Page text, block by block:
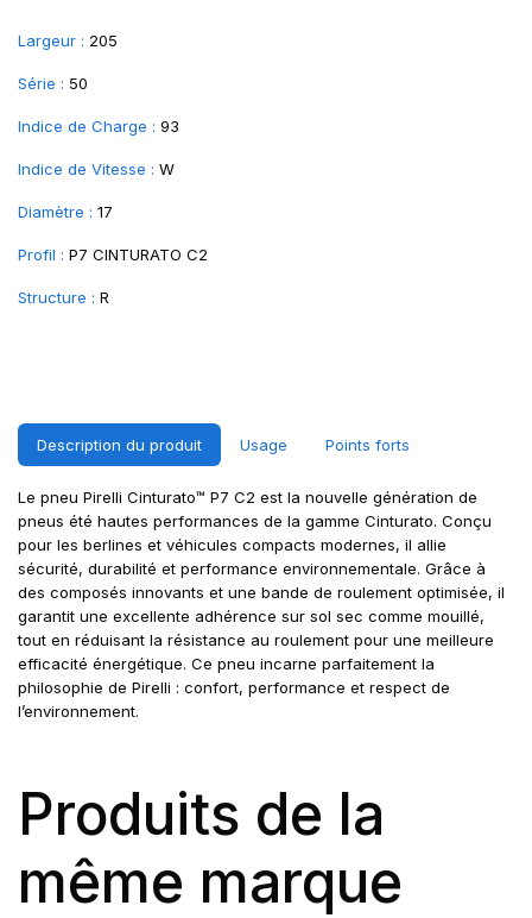
Largeur : 205
Série : 50
Indice de Charge : 93
Indice de Vitesse : W
Diamètre : 17
Profil : P7 CINTURATO C2
Structure : R
Description du produit Usage Points forts
Le pneu Pirelli Cinturato™ P7 C2 est la nouvelle génération de
pneus été hautes performances de la gamme Cinturato. Conçu
pour les berlines et véhicules compacts modernes, il allie
sécurité, durabilité et performance environnementale. Grâce à
des composés innovants et une bande de roulement optimisée, il
garantit une excellente adhérence sur sol sec comme mouillé,
tout en réduisant la résistance au roulement pour une meilleure
efficacité énergétique. Ce pneu incarne parfaitement la
philosophie de Pirelli : confort, performance et respect de
l’environnement.
Produits de la
même marque